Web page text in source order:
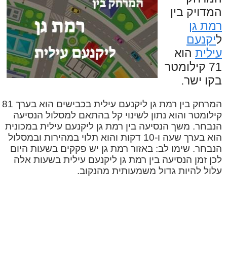
המדויק בין
רמת גן
ליקנעם
עילית הוא
71 קילומטר
בקו ישר.
המרחק בין רמת גן ליקנעם עילית בכבישים הוא בערך 81
קילומטר והוא נתון לשינוי קל בהתאם למסלול הנסיעה
הנבחר. משך הנסיעה בין רמת גן ליקנעם עילית במכונית
הוא בערך שעה ו-10 דקות והוא תלוי במהירות ובמסלול
הנבחר. שימו לב: באזור רמת גן יש פקקים בשעות היום
לכן זמן הנסיעה בין רמת גן ליקנעם עילית בשעות אלה
עלול להיות גדול משמעותית מהנקוב.